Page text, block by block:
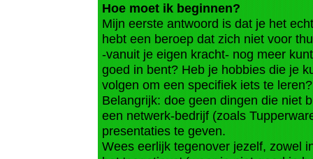
Hoe moet ik beginnen?
Mijn eerste antwoord is dat je het
hebt een beroep dat zich niet voor
-vanuit je eigen kracht- nog meer
goed in bent? Heb je hobbies die je
volgen om een specifiek iets te leren?
Belangrijk: doe geen dingen die niet
een netwerk-bedrijf (zoals
presentaties te geven.
Wees eerlijk tegenover jezelf, zowel